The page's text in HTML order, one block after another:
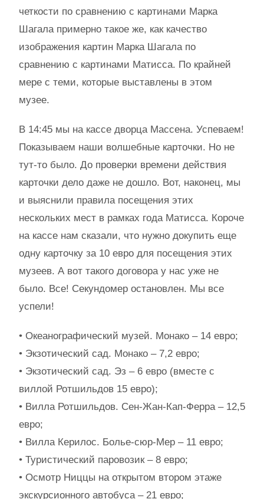
четкости по сравнению с картинами Марка
Шагала примерно такое же, как качество
изображения картин Марка Шагала по
сравнению с картинами Матисса. По крайней
мере с теми, которые выставлены в этом
музее.
В 14:45 мы на кассе дворца Массена. Успеваем!
Показываем наши волшебные карточки. Но не
тут-то было. До проверки времени действия
карточки дело даже не дошло. Вот, наконец, мы
и выяснили правила посещения этих
нескольких мест в рамках года Матисса. Короче
на кассе нам сказали, что нужно докупить еще
одну карточку за 10 евро для посещения этих
музеев. А вот такого договора у нас уже не
было. Все! Секундомер остановлен. Мы все
успели!
• Океанографический музей. Монако – 14 евро;
• Экзотический сад. Монако – 7,2 евро;
• Экзотический сад. Эз – 6 евро (вместе с
виллой Ротшильдов 15 евро);
• Вилла Ротшильдов. Сен-Жан-Кап-Ферра – 12,5
евро;
• Вилла Керилос. Болье-сюр-Мер – 11 евро;
• Туристический паровозик – 8 евро;
• Осмотр Ниццы на открытом втором этаже
экскурсионного автобуса – 21 евро;